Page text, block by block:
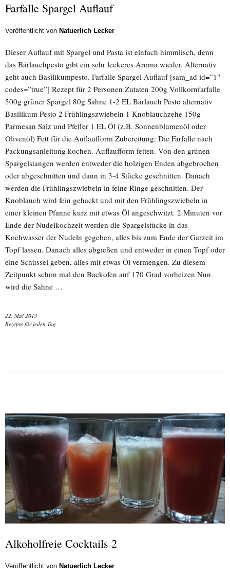
Farfalle Spargel Auflauf
Veröffentlicht von Natuerlich Lecker
Dieser Auflauf mit Spargel und Pasta ist einfach himmlisch, denn
das Bärlauchpesto gibt ein sehr leckeres Aroma wieder. Alternativ
geht auch Basilikumpesto. Farfalle Spargel Auflauf [sam_ad id=”1″
codes=”true”] Rezept für 2 Personen Zutaten 200g Vollkornfarfalle
500g grüner Spargel 80g Sahne 1-2 EL Bärlauch Pesto alternativ
Basilikum Pesto 2 Frühlingszwiebeln 1 Knoblauchzehe 150g
Parmesan Salz und Pfeffer 1 EL Öl (z.B. Sonnenblumenöl oder
Olivenöl) Fett für die Auflaufform Zubereitung: Die Farfalle nach
Packungsanleitung kochen. Auflaufform fetten. Von den grünen
Spargelstangen werden entweder die holzigen Enden abgebrochen
oder abgeschnitten und dann in 3-4 Stücke geschnitten. Danach
werden die Frühlingszwiebeln in feine Ringe geschnitten. Der
Knoblauch wird fein gehackt und mit den Frühlingszwiebeln in
einer kleinen Pfanne kurz mit etwas Öl angeschwitzt. 2 Minuten vor
Ende der Nudelkochzeit werden die Spargelstücke in das
Kochwasser der Nudeln gegeben, alles bis zum Ende der Garzeit im
Topf lassen. Danach alles abgießen und entweder in einen Topf oder
eine Schüssel geben, alles mit etwas Öl vermengen. Zu diesem
Zeitpunkt schon mal den Backofen auf 170 Grad vorheizen Nun
wird die Sahne …
22. Mai 2013
Rezepte für jeden Tag
Alkoholfreie Cocktails 2
Veröffentlicht von Natuerlich Lecker